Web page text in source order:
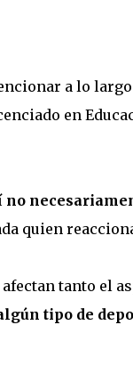
a lo
en
no
quien
tanto el
tipo de